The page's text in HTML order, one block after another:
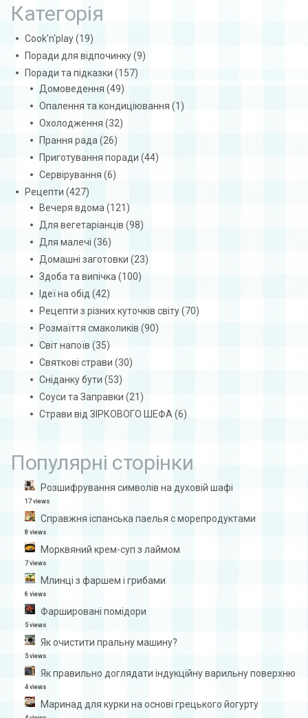
Категорія
Cook'n'play(19)
Поради для відпочинку(9)
Поради та підказки (157)
Домоведення (49)
Опалення та кондиціювання (1)
Охолодження (32)
Прання рада (26)
Приготування поради (44)
Сервірування (6)
Рецепти (427)
Вечеря вдома (121)
Для вегетаріанців (98)
Для малечі (36)
Домашні заготовки (23)
Здоба та випічка (100)
Ідеї на обід (42)
Рецепти з різних куточків світу(70)
Розмаїття смаколиків (90)
Світ напоїв (35)
Святкові страви (30)
Сніданку бути (53)
Соуси та Заправки (21)
Страви від ЗІРКОВОГО ШЕФА (6)
Популярні сторінки
Розшифрування символів на духовій шафі
17 views
Справжня іспанська паелья с морепродуктами
8 views
Морквяний крем-суп з лаймом
7 views
Млинці з фаршем і грибами
6 views
Фаршировані помідори
5 views
Як очистити пральну машину?
5 views
Як правильно доглядати індукційну варильну поверхню
4 views
Маринад для курки на основі грецького йогурту